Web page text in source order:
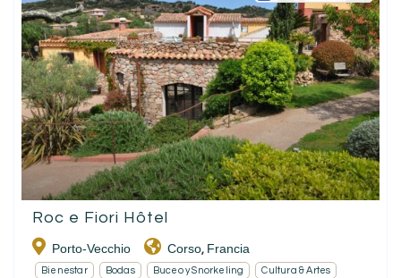
Roc e Fiori Hôtel
Porto-Vecchio Corso, Francia
Bienestar Bodas Buceo y Snorkeling Cultura & Artes